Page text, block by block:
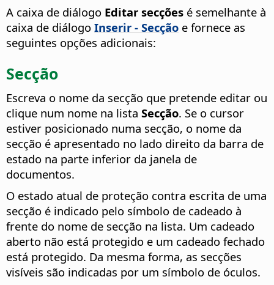
A caixa de diálogo Editar secções é semelhante à
caixa de diálogo Inserir - Secção e fornece as
seguintes opções adicionais:
Secção
Escreva o nome da secção que pretende editar ou
clique num nome na lista Secção. Se o cursor
estiver posicionado numa secção, o nome da
secção é apresentado no lado direito da barra de
estado na parte inferior da janela de
documentos.
O estado atual de proteção contra escrita de uma
secção é indicado pelo símbolo de cadeado à
frente do nome de secção na lista. Um cadeado
aberto não está protegido e um cadeado fechado
está protegido. Da mesma forma, as secções
visíveis são indicadas por um símbolo de óculos.